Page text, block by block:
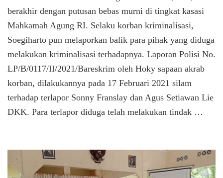
Propam,
KaPolri,
Kompolnas
Kemenko
Polkam
berakhir dengan putusan bebas murni di tingkat kasasi
Mahkamah Agung RI. Selaku korban kriminalisasi,
Soegiharto pun melaporkan balik para pihak yang diduga
melakukan kriminalisasi terhadapnya. Laporan Polisi No.
LP/B/0117/II/2021/Bareskrim oleh Hoky sapaan akrab
korban, dilakukannya pada 17 Februari 2021 silam
terhadap terlapor Sonny Franslay dan Agus Setiawan Lie
DKK. Para terlapor diduga telah melakukan tindak …